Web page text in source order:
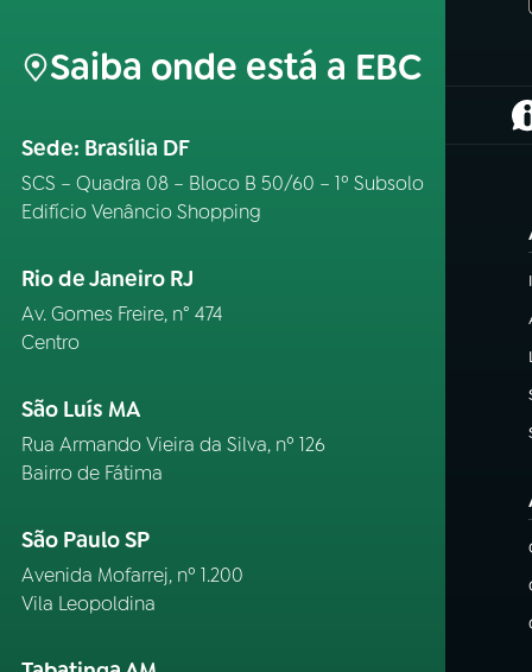
Saiba onde está a EBC
Sede: Brasília DF
SCS – Quadra 08 – Bloco B 50/60 – 1º Subsolo
Edifício Venâncio Shopping
Rio de Janeiro RJ
Av. Gomes Freire, n° 474
Centro
São Luís MA
Rua Armando Vieira da Silva, nº 126
Bairro de Fátima
São Paulo SP
Avenida Mofarrej, nº 1.200
Vila Leopoldina